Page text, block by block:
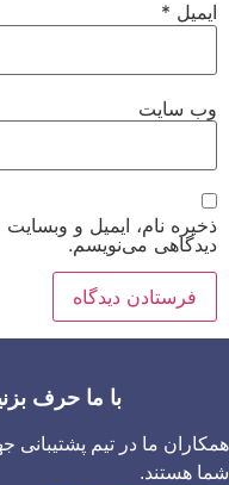
ایمیل *
وب‌ سایت
ذخیره نام، ایمیل و
دیدگاهی می‌نویسم.
با ما حرف
همکاران ما در تیم
شما هستند.